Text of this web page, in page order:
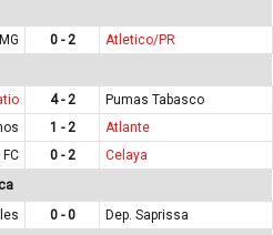
0 - 2
Atletico/PR
4 - 2
Pumas Tabasco
1 - 2
Atlante
0 - 2
Celaya
0 - 0
Dep. Saprissa